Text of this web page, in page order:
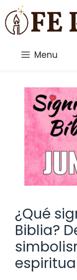
Saltar
al
contenido
Menu
¿Qué
Biblia?